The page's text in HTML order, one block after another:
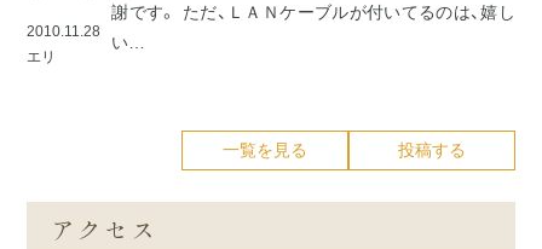
2010.11.28
エリ
謝です。 ただ、ＬＡＮケーブルが付いてるのは、嬉し
い…
一覧を見る 投稿する
アクセス